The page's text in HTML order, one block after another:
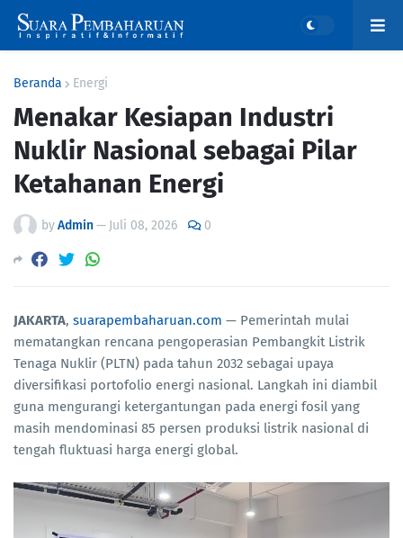
Beranda Energi
Menakar Kesiapan Industri
Nuklir Nasional sebagai Pilar
Ketahanan Energi
byAdmin— Juli 08, 2026 0
JAKARTA, suarapembaharuan.com — Pemerintah mulai
mematangkan rencana pengoperasian Pembangkit Listrik
Tenaga Nuklir (PLTN) pada tahun 2032 sebagai upaya
diversifikasi portofolio energi nasional. Langkah ini diambil
guna mengurangi ketergantungan pada energi fosil yang
masih mendominasi 85 persen produksi listrik nasional di
tengah fluktuasi harga energi global.